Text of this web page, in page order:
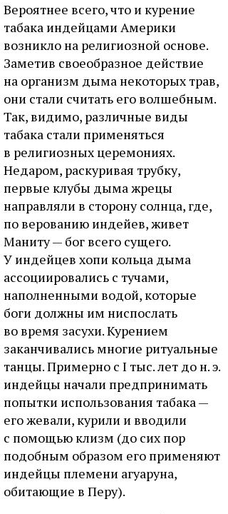
Вероятнее всего, что и курение
табака индейцами Америки
возникло на религиозной основе.
Заметив своеобразное действие
на организм дыма некоторых трав,
они стали считать его волшебным.
Так, видимо, различные виды
табака стали применяться
в религиозных церемониях.
Недаром, раскуривая трубку,
первые клубы дыма жрецы
направляли в сторону солнца, где,
по верованию индейев, живет
Маниту — бог всего сущего.
У индейцев хопи кольца дыма
ассоциировались с тучами,
наполненными водой, которые
боги должны им ниспослать
во время засухи. Курением
заканчивались многие ритуальные
танцы. Примерно с I тыс. лет до н. э.
индейцы начали предпринимать
попытки использования табака —
его жевали, курили и вводили
с помощью клизм (до сих пор
подобным образом его применяют
индейцы племени агуаруна,
обитающие в Перу).